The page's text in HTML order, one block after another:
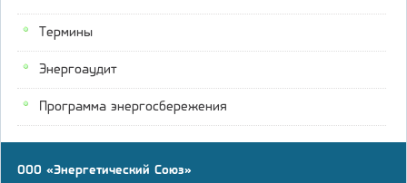
Термины
Энергоаудит
Программа энергосбережения
ООО «Энергетический Союз»